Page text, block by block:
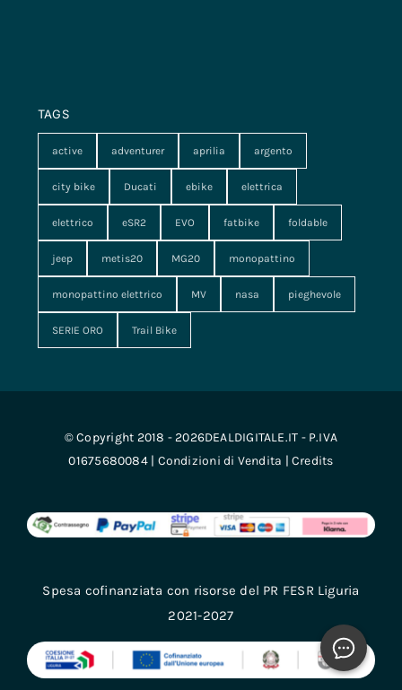
TAGS
active adventurer aprilia argento
city bike Ducati ebike elettrica
elettrico eSR2 EVO fatbike foldable
jeep metis20 MG20 monopattino
monopattino elettrico MV nasa pieghevole
SERIE ORO Trail Bike
© Copyright 2018 - 2026DEALDIGITALE.IT - P.IVA
01675680084 | Condizioni di Vendita | Credits
Spesa cofinanziata con risorse del PR FESR Liguria
2021-2027